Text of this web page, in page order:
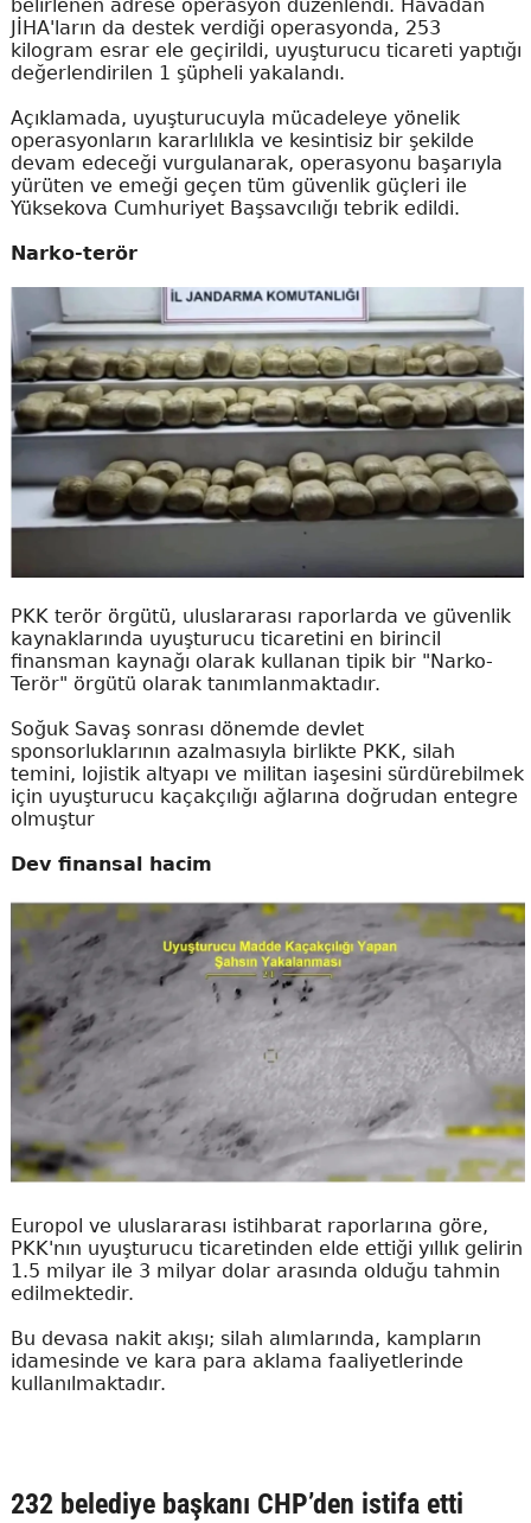
belirlenen adrese operasyon düzenlendi. Havadan
JİHA'ların da destek verdiği operasyonda, 253
kilogram esrar ele geçirildi, uyuşturucu ticareti yaptığı
değerlendirilen 1 şüpheli yakalandı.
Açıklamada, uyuşturucuyla mücadeleye yönelik
operasyonların kararlılıkla ve kesintisiz bir şekilde
devam edeceği vurgulanarak, operasyonu başarıyla
yürüten ve emeği geçen tüm güvenlik güçleri ile
Yüksekova Cumhuriyet Başsavcılığı tebrik edildi.
Narko-terör
PKK terör örgütü, uluslararası raporlarda ve güvenlik
kaynaklarında uyuşturucu ticaretini en birincil
finansman kaynağı olarak kullanan tipik bir "Narko-
Terör" örgütü olarak tanımlanmaktadır.
Soğuk Savaş sonrası dönemde devlet
sponsorluklarının azalmasıyla birlikte PKK, silah
temini, lojistik altyapı ve militan iaşesini sürdürebilmek
için uyuşturucu kaçakçılığı ağlarına doğrudan entegre
olmuştur
Dev finansal hacim
Europol ve uluslararası istihbarat raporlarına göre,
PKK'nın uyuşturucu ticaretinden elde ettiği yıllık gelirin
1.5 milyar ile 3 milyar dolar arasında olduğu tahmin
edilmektedir.
Bu devasa nakit akışı; silah alımlarında, kampların
idamesinde ve kara para aklama faaliyetlerinde
kullanılmaktadır.
232 belediye başkanı CHP’den istifa etti